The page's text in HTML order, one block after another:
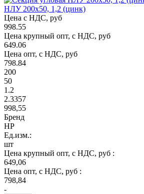
НЛУ 200х50, 1,2 (цинк)
Цена с НДС, руб
998.55
Цена крупный опт, с НДС, руб
649.06
Цена опт, с НДС, руб
798.84
200
50
1.2
2.3357
998,55
Бренд
НР
Ед.изм.:
шт
Цена крупный опт, с НДС, руб :
649,06
Цена опт, с НДС, руб :
798,84
-